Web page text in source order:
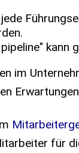
kann
im
für